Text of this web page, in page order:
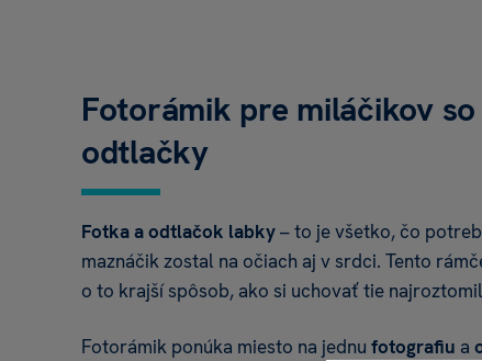
Fotorámik pre miláčikov
odtlačky
Fotka a odtlačok labky– to je všetko, čo
maznáčik zostal na očiach aj v srdci. Tento
o to krajší spôsob, ako si uchovať tie
Fotorámik ponúka miesto na jednu fotografiu a